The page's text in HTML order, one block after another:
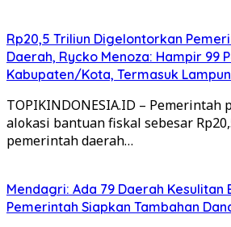
Rp20,5 Triliun Digelontorkan
Daerah, Rycko Menoza: Hampir 99
Kabupaten/Kota, Termasuk
TOPIKINDONESIA.ID – Pemerintah
alokasi bantuan fiskal sebesar
pemerintah daerah…
Mendagri: Ada 79 Daerah Kesulitan
Pemerintah Siapkan Tambahan